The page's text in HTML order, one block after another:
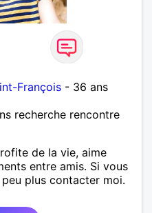
François - 36 ans
recherche rencontre
de la vie, aime
entre amis. Si vous
plus contacter moi.